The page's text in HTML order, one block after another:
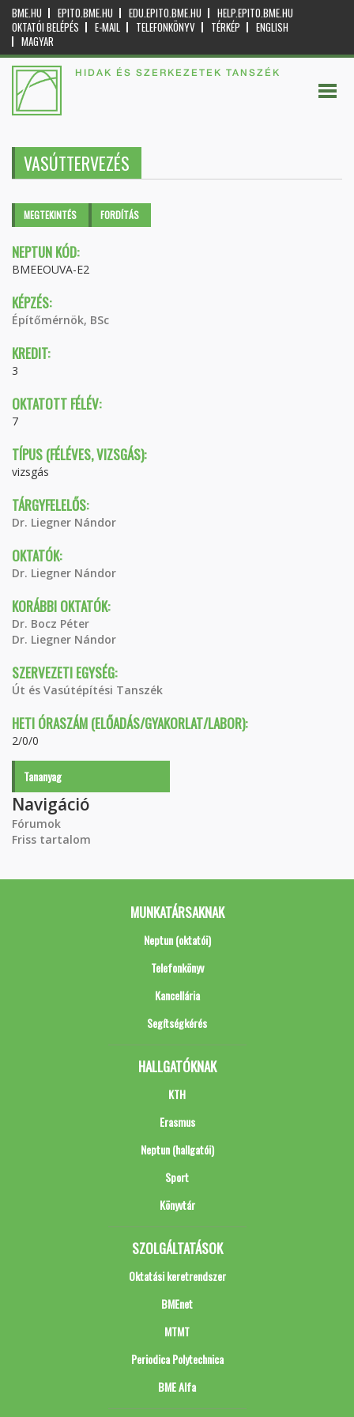
BME.HU EPITO.BME.HU EDU.EPITO.BME.HU
HELP.EPITO.BME.HU
OKTATÓI BELÉPÉS
E-MAIL TELEFONKÖNYV TÉRKÉP
ENGLISH
MAGYAR
HIDAK ÉS SZERKEZETEK TANSZÉK
VASÚTTERVEZÉS
Elsődleges fülek
MEGTEKINTÉS (AKTÍVFORDÍTÁS
NEPTUN KÓD:
BMEEOUVA-E2
KÉPZÉS:
Építőmérnök, BSc
KREDIT:
3
OKTATOTT FÉLÉV:
7
TÍPUS (FÉLÉVES, VIZSGÁS):
vizsgás
TÁRGYFELELŐS:
Dr. Liegner Nándor
OKTATÓK:
Dr. Liegner Nándor
KORÁBBI OKTATÓK:
Dr. Bocz Péter
Dr. Liegner Nándor
SZERVEZETI EGYSÉG:
Út és Vasútépítési Tanszék
HETI ÓRASZÁM (ELŐADÁS/GYAKORLAT/LABOR):
2/0/0
Tananyag
Navigáció
Fórumok
Friss tartalom
MUNKATÁRSAKNAK
Neptun (oktatói)
Telefonkönyv
Kancellária
Segítségkérés
HALLGATÓKNAK
KTH
Erasmus
Neptun (hallgatói)
Sport
Könyvtár
SZOLGÁLTATÁSOK
Oktatási keretrendszer
BMEnet
MTMT
Periodica Polytechnica
BME Alfa